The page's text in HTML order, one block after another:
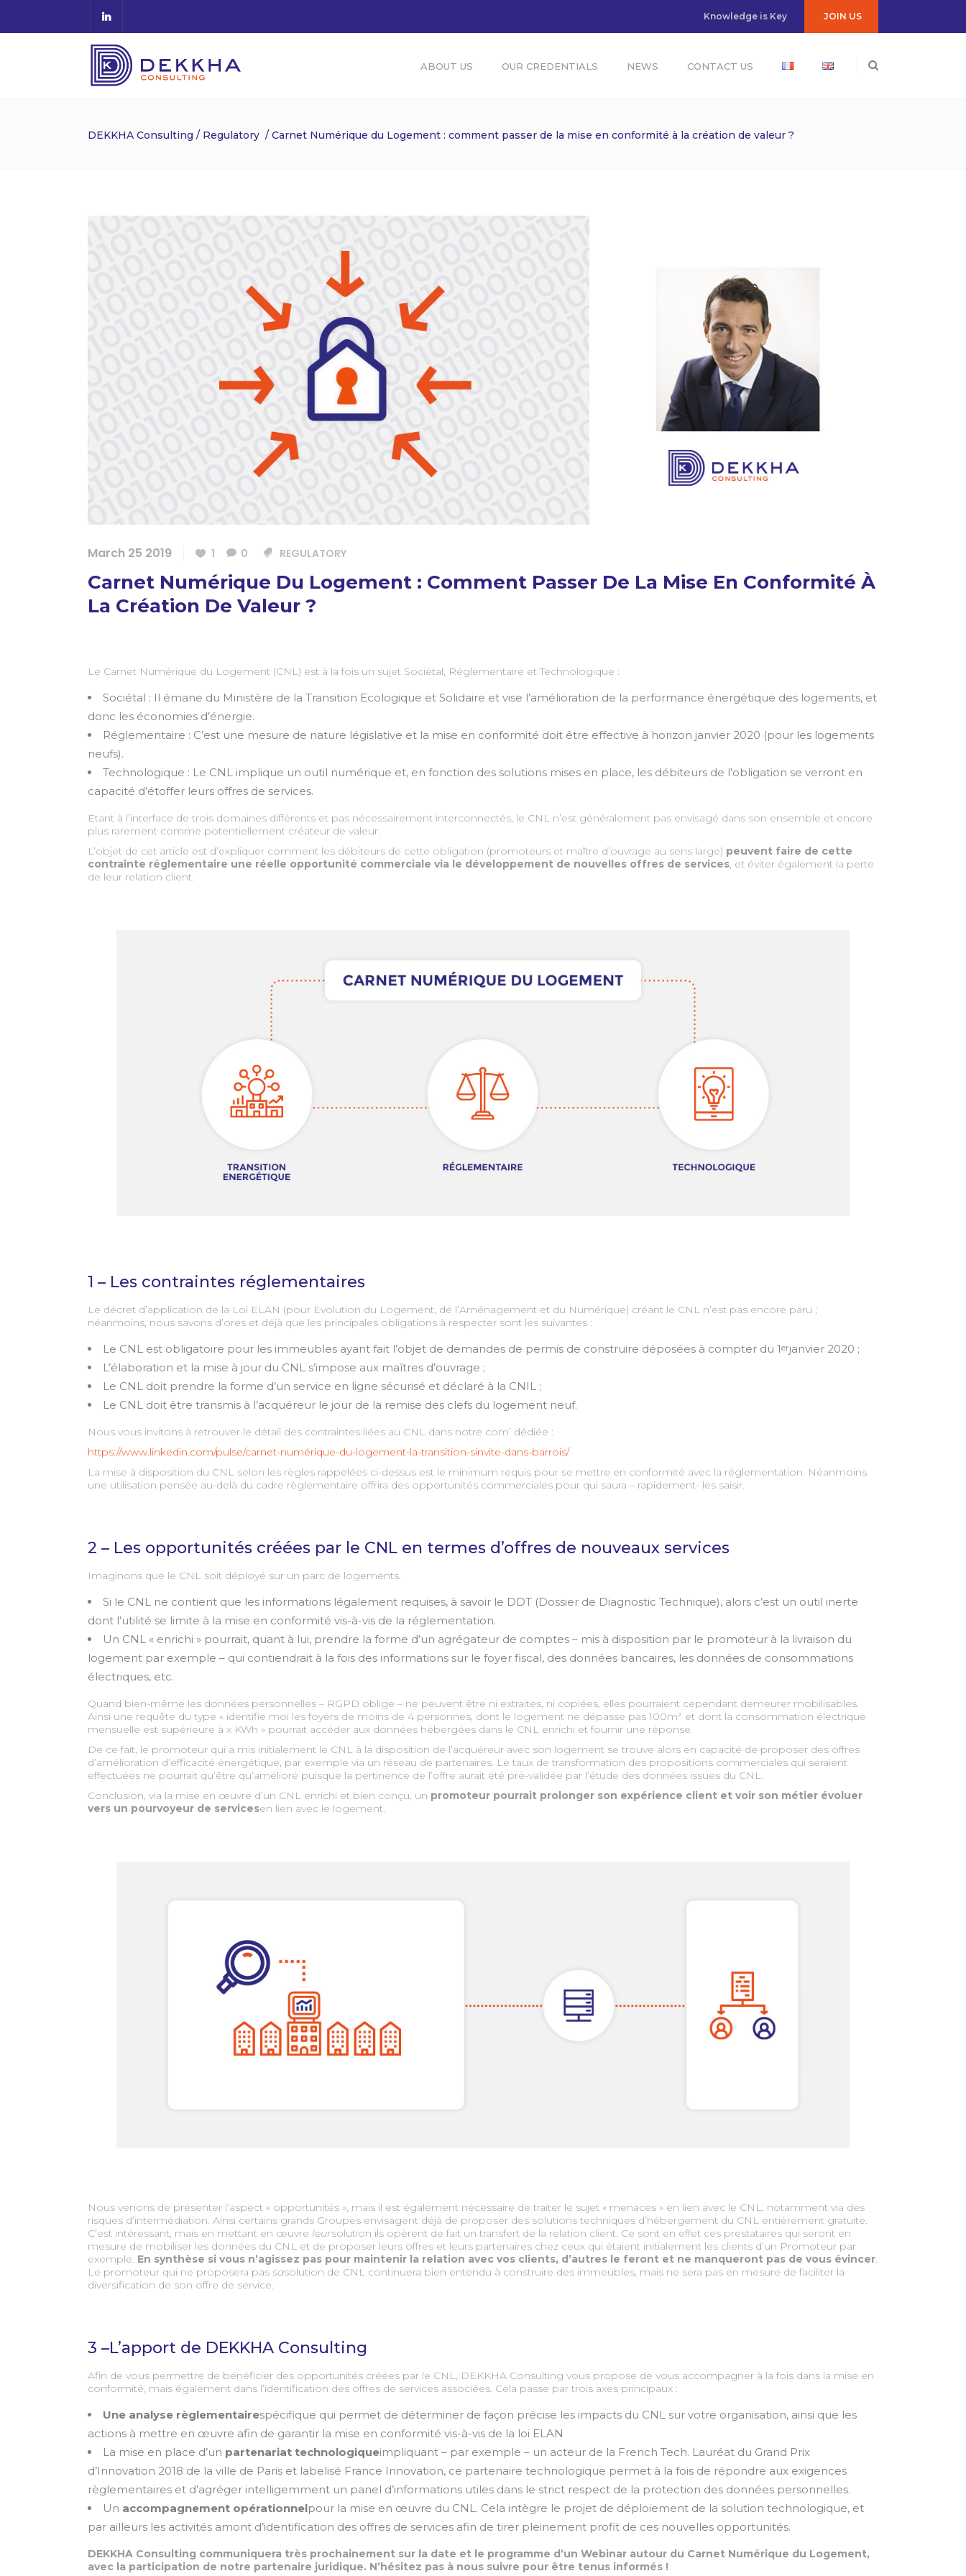
Knowledge is Key JOIN US
ABOUT US OUR CREDENTIALS NEWS CONTACT US
DEKKHA Consulting / Regulatory / Carnet Numérique du Logement : comment passer de la mise en conformité à la création de valeur ?
March 25 2019 1 0 REGULATORY
Carnet Numérique Du Logement : Comment Passer De La Mise En Conformité À
La Création De Valeur ?
Le Carnet Numérique du Logement (CNL) est à la fois un sujet Sociétal, Réglementaire et Technologique :
Sociétal : Il émane du Ministère de la Transition Ecologique et Solidaire et vise l’amélioration de la performance énergétique des logements, et
donc les économies d’énergie.
Réglementaire : C’est une mesure de nature législative et la mise en conformité doit être effective à horizon janvier 2020 (pour les logements
neufs).
Technologique : Le CNL implique un outil numérique et, en fonction des solutions mises en place, les débiteurs de l’obligation se verront en
capacité d’étoffer leurs offres de services.
Etant à l’interface de trois domaines différents et pas nécessairement interconnectés, le CNL n’est généralement pas envisagé dans son ensemble et encore
plus rarement comme potentiellement créateur de valeur.
L’objet de cet article est d’expliquer comment les débiteurs de cette obligation (promoteurs et maître d’ouvrage au sens large) peuvent faire de cette
contrainte réglementaire une réelle opportunité commerciale via le développement de nouvelles offres de services, et éviter également la perte
de leur relation client.
1 – Les contraintes réglementaires
Le décret d’application de la Loi ELAN (pour Evolution du Logement, de l’Aménagement et du Numérique) créant le CNL n’est pas encore paru ;
néanmoins, nous savons d’ores et déjà que les principales obligations à respecter sont les suivantes :
Le CNL est obligatoire pour les immeubles ayant fait l’objet de demandes de permis de construire déposées à compter du 1erjanvier 2020 ;
L’élaboration et la mise à jour du CNL s’impose aux maîtres d’ouvrage ;
Le CNL doit prendre la forme d’un service en ligne sécurisé et déclaré à la CNIL ;
Le CNL doit être transmis à l’acquéreur le jour de la remise des clefs du logement neuf.
Nous vous invitons à retrouver le détail des contraintes liées au CNL dans notre com’ dédiée :
https://www.linkedin.com/pulse/carnet-numérique-du-logement-la-transition-sinvite-dans-barrois/
La mise à disposition du CNL selon les règles rappelées ci-dessus est le minimum requis pour se mettre en conformité avec la réglementation. Néanmoins
une utilisation pensée au-delà du cadre règlementaire offrira des opportunités commerciales pour qui saura – rapidement- les saisir.
2 – Les opportunités créées par le CNL en termes d’offres de nouveaux services
Imaginons que le CNL soit déployé sur un parc de logements.
Si le CNL ne contient que les informations légalement requises, à savoir le DDT (Dossier de Diagnostic Technique), alors c’est un outil inerte
dont l’utilité se limite à la mise en conformité vis-à-vis de la réglementation.
Un CNL « enrichi » pourrait, quant à lui, prendre la forme d’un agrégateur de comptes – mis à disposition par le promoteur à la livraison du
logement par exemple – qui contiendrait à la fois des informations sur le foyer fiscal, des données bancaires, les données de consommations
électriques, etc.
Quand bien-même les données personnelles – RGPD oblige – ne peuvent être ni extraites, ni copiées, elles pourraient cependant demeurer mobilisables.
Ainsi une requête du type « identifie moi les foyers de moins de 4 personnes, dont le logement ne dépasse pas 100m² et dont la consommation électrique
mensuelle est supérieure à x KWh » pourrait accéder aux données hébergées dans le CNL enrichi et fournir une réponse.
De ce fait, le promoteur qui a mis initialement le CNL à la disposition de l’acquéreur avec son logement se trouve alors en capacité de proposer des offres
d’amélioration d’efficacité énergétique, par exemple via un réseau de partenaires. Le taux de transformation des propositions commerciales qui seraient
effectuées ne pourrait qu’être qu’amélioré puisque la pertinence de l’offre aurait été pré-validée par l’étude des données issues du CNL.
Conclusion, via la mise en œuvre d’un CNL enrichi et bien conçu, un promoteur pourrait prolonger son expérience client et voir son métier évoluer
vers un pourvoyeur de servicesen lien avec le logement.
Nous venons de présenter l’aspect « opportunités », mais il est également nécessaire de traiter le sujet « menaces » en lien avec le CNL, notamment via des
risques d’intermédiation. Ainsi certains grands Groupes envisagent déjà de proposer des solutions techniques d’hébergement du CNL entièrement gratuite.
C’est intéressant, mais en mettant en œuvre leursolution ils opèrent de fait un transfert de la relation client. Ce sont en effet ces prestataires qui seront en
mesure de mobiliser les données du CNL et de proposer leurs offres et leurs partenaires chez ceux qui étaient initialement les clients d’un Promoteur par
exemple. En synthèse si vous n’agissez pas pour maintenir la relation avec vos clients, d’autres le feront et ne manqueront pas de vous évincer
Le promoteur qui ne proposera pas sasolution de CNL continuera bien entendu à construire des immeubles, mais ne sera pas en mesure de faciliter la
diversification de son offre de service.
3 –L’apport de DEKKHA Consulting
Afin de vous permettre de bénéficier des opportunités créées par le CNL, DEKKHA Consulting vous propose de vous accompagner à la fois dans la mise en
conformité, mais également dans l’identification des offres de services associées. Cela passe par trois axes principaux :
Une analyse règlementairespécifique qui permet de déterminer de façon précise les impacts du CNL sur votre organisation, ainsi que les
actions à mettre en œuvre afin de garantir la mise en conformité vis-à-vis de la loi ELAN
La mise en place d’un partenariat technologiqueimpliquant – par exemple – un acteur de la French Tech. Lauréat du Grand Prix
d’Innovation 2018 de la ville de Paris et labelisé France Innovation, ce partenaire technologique permet à la fois de répondre aux exigences
règlementaires et d’agréger intelligemment un panel d’informations utiles dans le strict respect de la protection des données personnelles.
Un accompagnement opérationnelpour la mise en œuvre du CNL. Cela intègre le projet de déploiement de la solution technologique, et
par ailleurs les activités amont d’identification des offres de services afin de tirer pleinement profit de ces nouvelles opportunités.
DEKKHA Consulting communiquera très prochainement sur la date et le programme d’un Webinar autour du Carnet Numérique du Logement,
avec la participation de notre partenaire juridique. N’hésitez pas à nous suivre pour être tenus informés !